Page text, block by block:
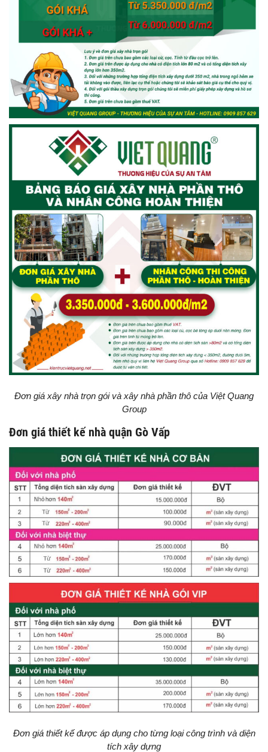
Đơn giá xây nhà trọn gói và xây nhà phần thô của Việt Quang
Group
Đơn giá thiết kế nhà quận Gò Vấp
Đơn giá thiết kế được áp dụng cho từng loại công trình và diện
tích xây dựng